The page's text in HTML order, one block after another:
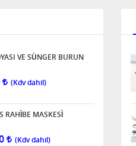
VE SÙNGER BURUN
RAHÌBE MASKESÌ